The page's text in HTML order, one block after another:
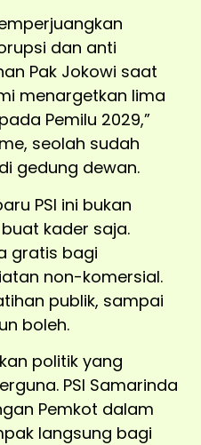
dan anti
Pak Jokowi saat
menargetkan lima
Pemilu 2029,”
seolah sudah
gedung dewan.
PSI ini bukan
kader saja.
gratis bagi
non-komersial.
publik, sampai
boleh.
politik yang
PSI Samarinda
Pemkot dalam
langsung bagi